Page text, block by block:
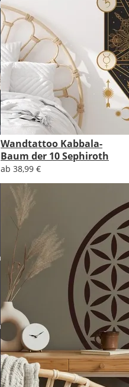
Wandtattoo Kabbala-
Baum der 10 Sephiroth
ab 38,99 €